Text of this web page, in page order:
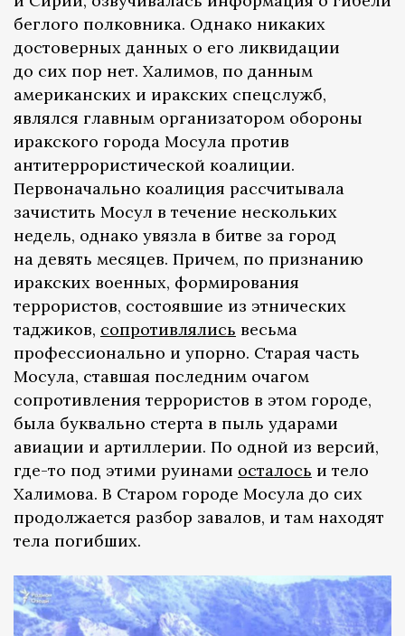
беглого полковника. Однако никаких
достоверных данных о его ликвидации
до сих пор нет. Халимов, по данным
американских и иракских спецслужб,
являлся главным организатором обороны
иракского города Мосула против
антитеррористической коалиции.
Первоначально коалиция рассчитывала
зачистить Мосул в течение нескольких
недель, однако увязла в битве за город
на девять месяцев. Причем, по признанию
иракских военных, формирования
террористов, состоявшие из этнических
таджиков, сопротивлялись весьма
профессионально и упорно. Старая часть
Мосула, ставшая последним очагом
сопротивления террористов в этом городе,
была буквально стерта в пыль ударами
авиации и артиллерии. По одной из версий,
где-то под этими руинами осталось и тело
Халимова. В Старом городе Мосула до сих
продолжается разбор завалов, и там находят
тела погибших.